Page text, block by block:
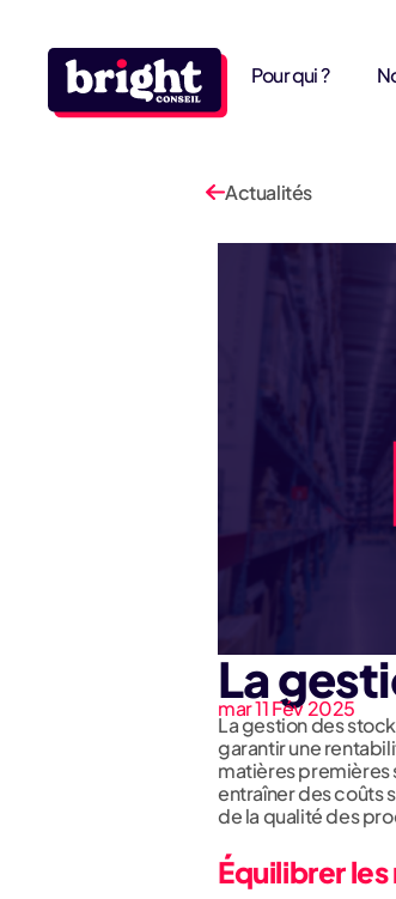
Pour qui ?
Actualités
La
mar 11 Fév 2025
La gestion des
garantir une
matières premières
entraîner des coûts
de la qualité des
Équilibrer